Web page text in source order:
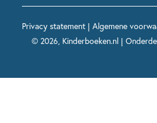
Voor volwassenen
Maxi & Helium
Voor het onderwijs
Privacy statement| Algemene
© 2026, Kinderboeken.nl |